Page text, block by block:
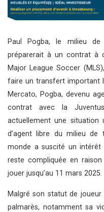
Paul Pogba, le milieu
préparerait à un contrat à
Major League Soccer
faire un transfert important
Mercato, Pogba, devenu
contrat avec la
actuellement une situation
d’agent libre du milieu de
monde a suscité un intérêt
reste compliquée en raison
jouer jusqu’au 11 mars 2025.
Malgré son statut de
palmarès, notamment sa